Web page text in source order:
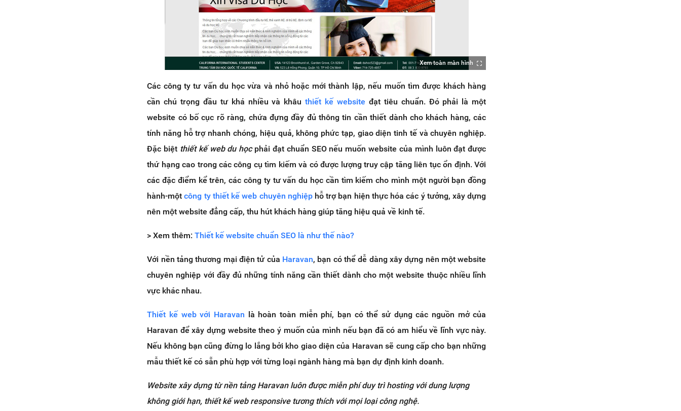
Xem toàn màn hình
Các công ty tư vấn du học vừa và nhỏ hoặc mới thành lập, nếu muốn tìm được khách hàng
cần chú trọng đầu tư khá nhiều và khâuthiết kế website đạt tiêu chuẩn. Đó phải là một
website có bố cục rõ ràng, chứa đựng đầy đủ thông tin cần thiết dành cho khách hàng, các
tính năng hỗ trợ nhanh chóng, hiệu quả, không phức tạp, giao diện tinh tế và chuyên nghiệp.
Đặc biệt thiết kế web du họcphải đạt chuẩn SEO nếu muốn website của mình luôn đạt được
thứ hạng cao trong các công cụ tìm kiếm và có được lượng truy cập tăng liên tục ổn định. Với
các đặc điểm kể trên, các công ty tư vấn du học cần tìm kiếm cho mình một người bạn đồng
hành-mộtcông ty thiết kế web chuyên nghiệphỗ trợ bạn hiện thực hóa các ý tưởng, xây dựng
nên một website đẳng cấp, thu hút khách hàng giúp tăng hiệu quả về kinh tế.
> Xem thêm:Thiết kế website chuẩn SEO là như thế nào?
Với nền tảng thương mại điện tử của Haravan, bạn có thể dễ dàng xây dựng nên một website
chuyên nghiệp với đầy đủ những tính năng cần thiết dành cho một website thuộc nhiều lĩnh
vực khác nhau.
Thiết kế web với Haravan là hoàn toàn miễn phí, bạn có thể sử dụng các nguồn mở của
Haravan để xây dựng website theo ý muốn của mình nếu bạn đã có am hiểu về lĩnh vực này.
Nếu không bạn cũng đừng lo lắng bởi kho giao diện của Haravan sẽ cung cấp cho bạn những
mẫu thiết kế có sẵn phù hợp với từng loại ngành hàng mà bạn dự định kinh doanh.
Website xây dựng từnền tảng Haravan luôn được miễn phí duy trì hosting với dung lượng
không giới hạn, thiết kếweb responsive tương thích với mọi loại công nghệ.